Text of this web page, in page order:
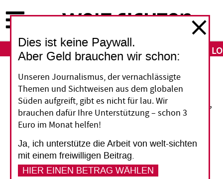
zum
Inhalt
Keine Blankoschecks
Zahlungen, die nicht an Projekte gebunden sind,
sondern direkt in die Staatshaushalte der
Entwicklungsländer fließen, haben einen Anteil
von mehr als einem Viertel an der gesamten
Entwicklungshilfe der Europäischen Union (EU).
Solche Budgethilfe ist nicht unumstritten. Die
Dies ist keine Paywall.
Aber Geld brauchen wir schon:
Unseren Journalismus, der vernachlässigte
Themen und Sichtweisen aus dem globalen
Süden aufgreift, gibt es nicht für lau. Wir
brauchen dafür Ihre Unterstützung – schon 3
Euro im Monat helfen!
Ja, ich unterstütze die Arbeit von welt-sichten
mit einem freiwilligen Beitrag.
HIER EINEN BETRAG WÄHLEN